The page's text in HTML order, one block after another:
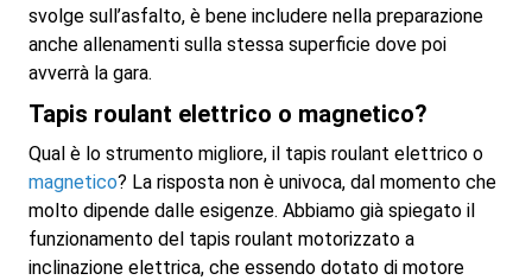
svolge sull’asfalto, è bene includere nella preparazione
anche allenamenti sulla stessa superficie dove poi
avverrà la gara.
Tapis roulant elettrico o magnetico?
Qual è lo strumento migliore, il tapis roulant elettrico o
magnetico? La risposta non è univoca, dal momento che
molto dipende dalle esigenze. Abbiamo già spiegato il
funzionamento del tapis roulant motorizzato a
inclinazione elettrica, che essendo dotato di motore